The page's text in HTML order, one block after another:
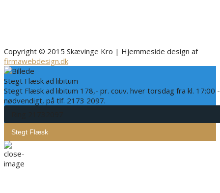
Copyright © 2015 Skævinge Kro | Hjemmeside design af
firmawebdesign.dk
Stegt Flæsk ad libitum
Stegt Flæsk ad libitum 178,- pr. couv. hver torsdag fra kl. 17:00
nødvendigt, på tlf. 2173 2097.
Stegt Flæsk